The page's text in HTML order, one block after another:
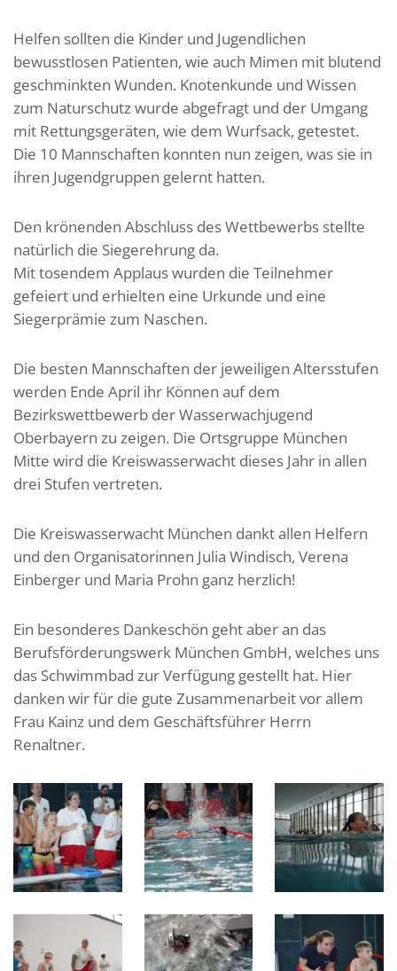
Helfen sollten die Kinder und Jugendlichen
bewusstlosen Patienten, wie auch Mimen mit blutend
geschminkten Wunden. Knotenkunde und Wissen
zum Naturschutz wurde abgefragt und der Umgang
mit Rettungsgeräten, wie dem Wurfsack, getestet.
Die 10 Mannschaften konnten nun zeigen, was sie in
ihren Jugendgruppen gelernt hatten.
Den krönenden Abschluss des Wettbewerbs stellte
natürlich die Siegerehrung da.
Mit tosendem Applaus wurden die Teilnehmer
gefeiert und erhielten eine Urkunde und eine
Siegerprämie zum Naschen.
Die besten Mannschaften der jeweiligen Altersstufen
werden Ende April ihr Können auf dem
Bezirkswettbewerb der Wasserwachjugend
Oberbayern zu zeigen. Die Ortsgruppe München
Mitte wird die Kreiswasserwacht dieses Jahr in allen
drei Stufen vertreten.
Die Kreiswasserwacht München dankt allen Helfern
und den Organisatorinnen Julia Windisch, Verena
Einberger und Maria Prohn ganz herzlich!
Ein besonderes Dankeschön geht aber an das
Berufsförderungswerk München GmbH, welches uns
das Schwimmbad zur Verfügung gestellt hat. Hier
danken wir für die gute Zusammenarbeit vor allem
Frau Kainz und dem Geschäftsführer Herrn
Renaltner.